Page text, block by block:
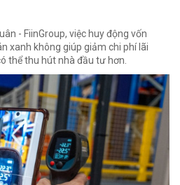
- FiinGroup, việc huy động vốn
xanh không giúp giảm chi phí lãi
thể thu hút nhà đầu tư hơn.